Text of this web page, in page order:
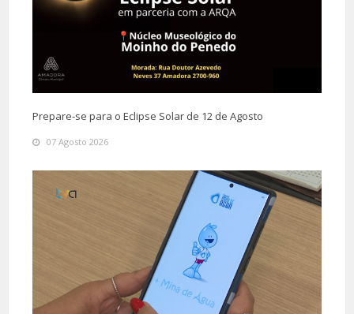
Prepare-se para o Eclipse Solar de 12 de Agosto
07 Agosto 2026